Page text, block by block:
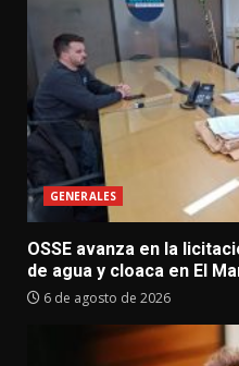
GENERALES
OSSE avanza en la
de agua y cloaca en El
6 de agosto de 2026